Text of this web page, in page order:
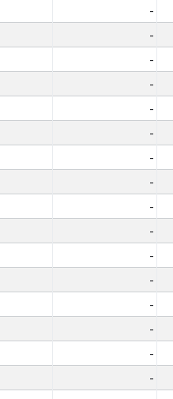
-
-
-
-
-
-
-
-
-
-
-
-
-
-
-
-